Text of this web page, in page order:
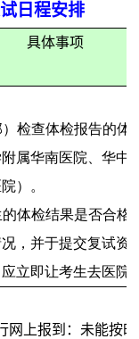
日程安排
具体事项
检查体检报告的体
属华南医院、华中
）。
体检结果是否合格
，并于提交复试资
立即让考生去医院
网上报到：未能按